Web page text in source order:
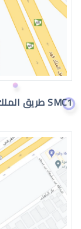
SMC1 طريق الملك فهد - الرياض